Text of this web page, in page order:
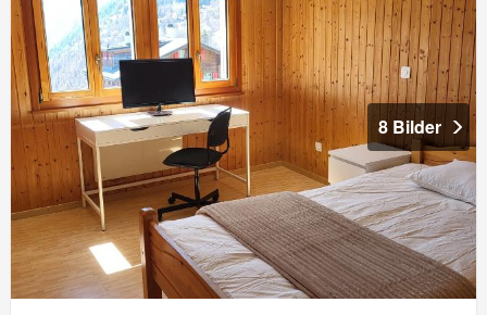
8 Bilder